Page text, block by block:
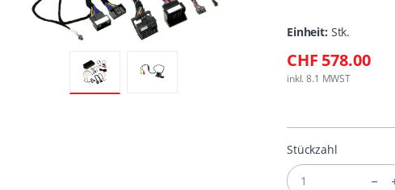
Einheit: Stk.
CHF 578.00
inkl. 8.1 MWST
Stückzahl